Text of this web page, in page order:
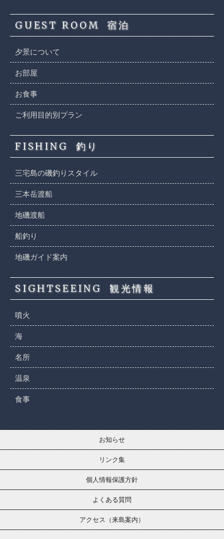
GUEST ROOM 宿泊
夕景について
お部屋
お食事
ご利用目的別プラン
FISHING 釣り
三宅島の磯釣りスタイル
三本岳渡船
地磯渡船
船釣り
地磯ガイド案内
SIGHTSEEING 観光情報
噴火
海
名所
温泉
食事
お知らせ
リンク集
個人情報保護方針
よくある質問
アクセス（来島案内）